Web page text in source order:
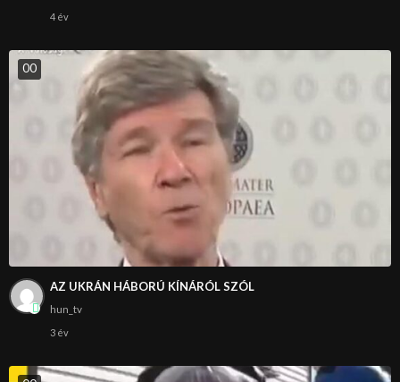
4 év
00
AZ UKRÁN HÁBORÚ KÍNÁRÓL SZÓL
hun_tv
3 év